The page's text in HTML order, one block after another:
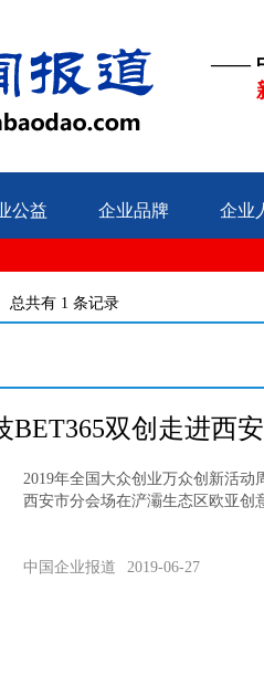
——
公益 企业品牌 企业
总共有 1 条记录
BET365双创走进西安
2019年全国大众创业万众创新活
西安市分会场在浐灞生态区欧亚创
中国企业报道 2019-06-27